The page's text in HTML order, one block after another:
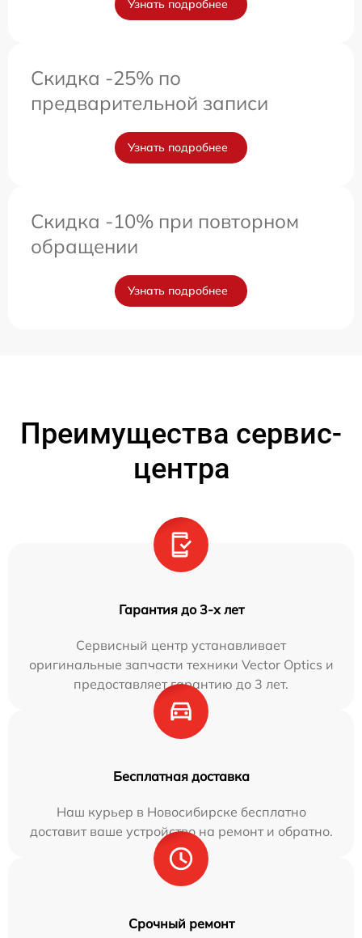
Узнать подробнее
Скидка -25% по
предварительной записи
Узнать подробнее
Скидка -10% при повторном
обращении
Узнать подробнее
Преимущества сервис-
центра
Гарантия до 3-х лет
Сервисный центр устанавливает
оригинальные запчасти техники Vector Optics и
предоставляет гарантию до 3 лет.
Бесплатная доставка
Наш курьер в Новосибирске бесплатно
доставит ваше устройство на ремонт и обратно.
Срочный ремонт